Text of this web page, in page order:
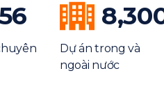
Dự án trong và
ngoài nước